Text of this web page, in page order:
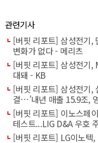
관련기사
[버핏 리포트] 삼성전기,
변화가 없다 - 메리츠
[버핏 리포트] 삼성전기,
대돼 - KB
[버핏 리포트] 삼성전기,
결…’내년 매출 15.9조,
[버핏 리포트] 이노스페
테스트...LIG D&A 우호
[버핏 리포트] LG이노텍